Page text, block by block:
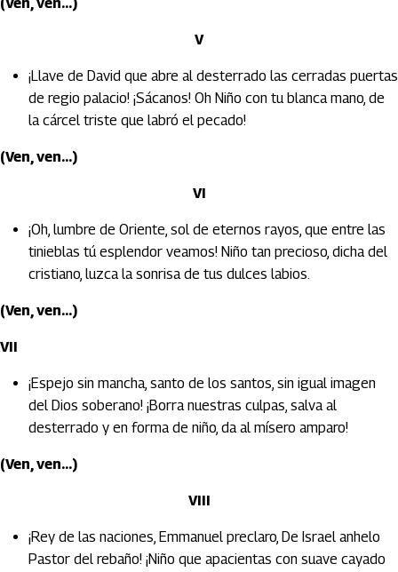
V
¡Llave de David que abre al desterrado las cerradas puertas
de regio palacio! ¡Sácanos! Oh Niño con tu blanca mano, de
la cárcel triste que labró el pecado!
(Ven, ven...)
VI
¡Oh, lumbre de Oriente, sol de eternos rayos, que entre las
tinieblas tú esplendor veamos! Niño tan precioso, dicha del
cristiano, luzca la sonrisa de tus dulces labios.
(Ven, ven...)
VII
¡Espejo sin mancha, santo de los santos, sin igual imagen
del Dios soberano! ¡Borra nuestras culpas, salva al
desterrado y en forma de niño, da al mísero amparo!
(Ven, ven...)
VIII
¡Rey de las naciones, Emmanuel preclaro, De Israel anhelo
Pastor del rebaño! ¡Niño que apacientas con suave cayado